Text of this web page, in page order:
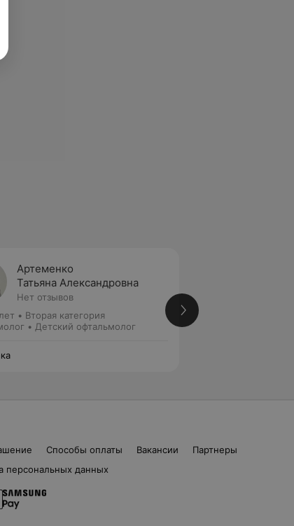
Артеменко
Татьяна Александровна
Нет отзывов
• Вторая категория
• Детский офтальмолог
Способы оплаты Вакансии
Партнеры
персональных данных